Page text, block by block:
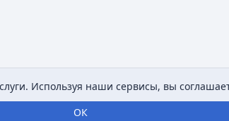
Используя наши сервисы, вы
ОК